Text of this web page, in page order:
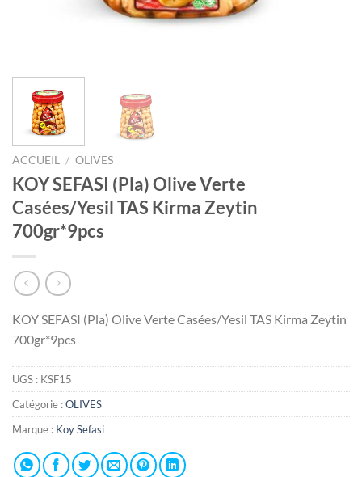
ACCUEIL / OLIVES
KOY SEFASI (Pla) Olive Verte
Casées/Yesil TAS Kirma Zeytin
700gr*9pcs
KOY SEFASI (Pla) Olive Verte Casées/Yesil TAS Kirma Zeytin
700gr*9pcs
UGS : KSF15
Catégorie :OLIVES
Marque : Koy Sefasi